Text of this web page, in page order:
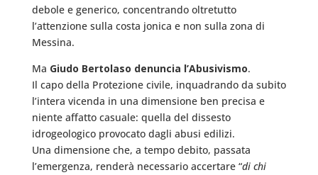
debole e generico, concentrando oltretutto
l’attenzione sulla costa jonica e non sulla zona di
Messina.
Ma Giudo Bertolaso denuncia l’Abusivismo.
Il capo della Protezione civile, inquadrando da subito
l’intera vicenda in una dimensione ben precisa e
niente affatto casuale: quella del dissesto
idrogeologico provocato dagli abusi edilizi.
Una dimensione che, a tempo debito, passata
l’emergenza, renderà necessario accertare “di chi